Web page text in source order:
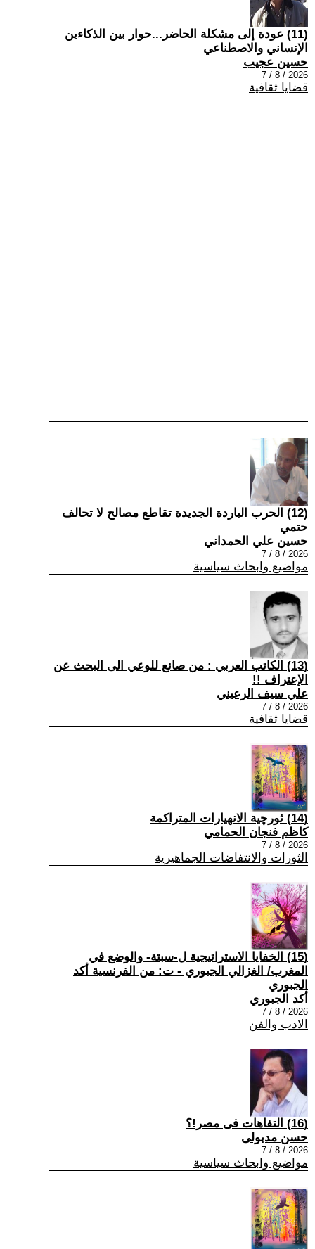
(11) عودة إلى مشكلة الحاضر...حوار بين الذكاءين
الإنساني والاصطناعي
حسين عجيب
2026 / 8 / 7
قضايا ثقافية
(12) الحرب الباردة الجديدة تقاطع مصالح لا تحالف
حتمي
حسين علي الحمداني
2026 / 8 / 7
مواضيع وابحاث سياسية
(13) الكاتب العربي : من صانع للوعي الى البحث عن
الإعتراف !!
علي سيف الرعيني
2026 / 8 / 7
قضايا ثقافية
(14) ثورچية الانهيارات المتراكمة
كاظم فنجان الحمامي
2026 / 8 / 7
الثورات والانتفاضات الجماهيرية
(15) الخفايا الاستراتيجية ل-سبتة- والوضع في
المغرب/ الغزالي الجبوري - ت: من الفرنسية أكد
الجبوري
أكد الجبوري
2026 / 8 / 7
الادب والفن
(16) التفاهات فى مصر!؟
حسن مدبولى
2026 / 8 / 7
مواضيع وابحاث سياسية